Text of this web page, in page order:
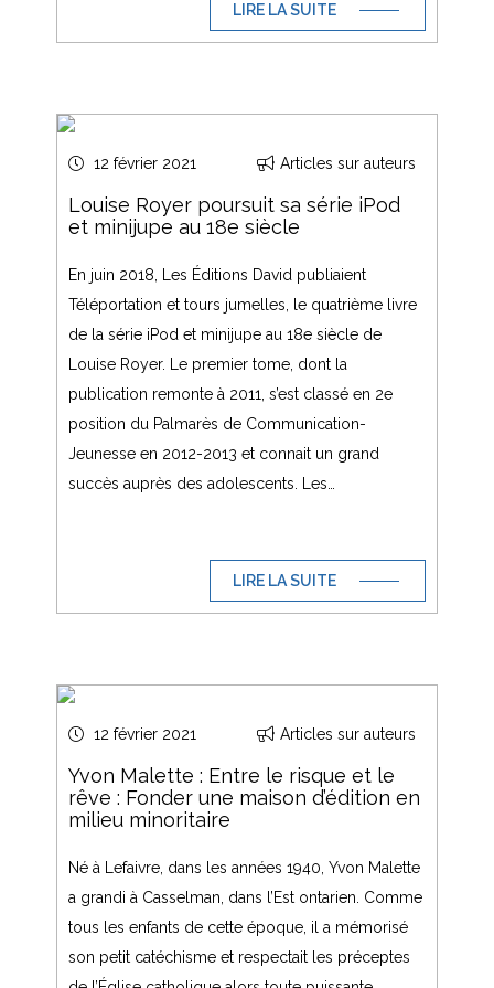
LIRE LA SUITE
12 février 2021 Articles sur auteurs
Louise Royer poursuit sa série iPod
et minijupe au 18e siècle
En juin 2018, Les Éditions David publiaient
Téléportation et tours jumelles, le quatrième livre
de la série iPod et minijupe au 18e siècle de
Louise Royer. Le premier tome, dont la
publication remonte à 2011, s’est classé en 2e
position du Palmarès de Communication-
Jeunesse en 2012-2013 et connait un grand
succès auprès des adolescents. Les…
LIRE LA SUITE
12 février 2021 Articles sur auteurs
Yvon Malette : Entre le risque et le
rêve : Fonder une maison d’édition en
milieu minoritaire
Né à Lefaivre, dans les années 1940, Yvon Malette
a grandi à Casselman, dans l’Est ontarien. Comme
tous les enfants de cette époque, il a mémorisé
son petit catéchisme et respectait les préceptes